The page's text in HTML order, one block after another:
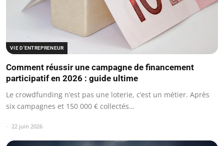
VIE D'ENTREPRENEUR
Comment réussir une campagne de financement
participatif en 2026 : guide ultime
Le crowdfunding n’est pas une loterie, c’est un métier. Après
six campagnes et 150 000 € collectés…
22 juin 2026